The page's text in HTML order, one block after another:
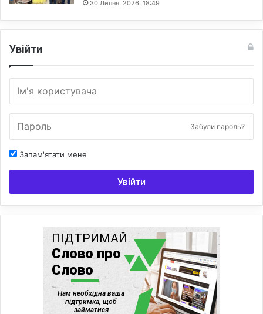
30 Липня, 2026, 18:49
Увійти
Забули пароль?
Запам'ятати мене
Увійти